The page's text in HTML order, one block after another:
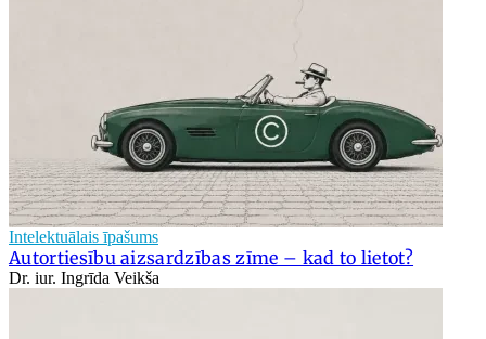
Intelektuālais īpašums
Autortiesību aizsardzības zīme – kad to lietot?
Dr. iur. Ingrīda Veikša